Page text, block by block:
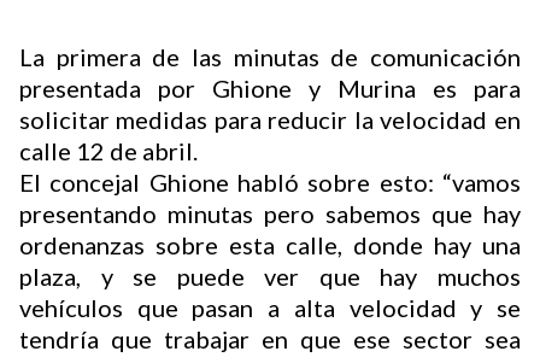
La primera de las minutas de comunicación
presentada por Ghione y Murina es para
solicitar medidas para reducir la velocidad en
calle 12 de abril.
El concejal Ghione habló sobre esto: “vamos
presentando minutas pero sabemos que hay
ordenanzas sobre esta calle, donde hay una
plaza, y se puede ver que hay muchos
vehículos que pasan a alta velocidad y se
tendría que trabajar en que ese sector sea